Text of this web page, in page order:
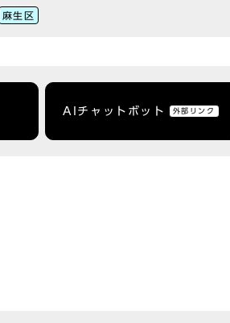
麻生区
AIチャットボット 外部リンク